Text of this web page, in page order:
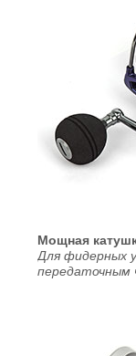
Мощная
Для фидерных
передаточным